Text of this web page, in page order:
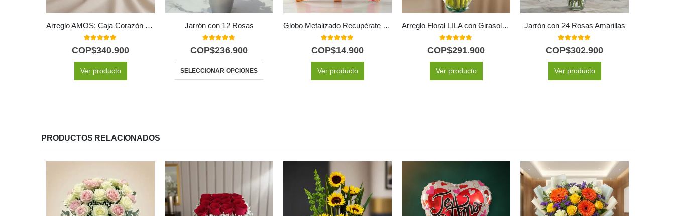
Arreglo AMOS: Caja Corazón de Rosas con Frutas y Ferrero 💝
5.00
COP$340.900
Ver producto
Jarrón con 12 Rosas
5.00
COP$236.900
SELECCIONAR OPCIONES
Globo Metalizado Recupérate Pronto
5.00out of 5
COP$14.900
Ver producto
Arreglo Floral LILA con Girasoles: Un Regalo Radiante de Amor y Gratitud 🌻
5.00
COP$291.900
Ver producto
Jarrón con 24 Rosas Amarillas
5.00
COP$302.900
Ver producto
PRODUCTOS RELACIONADOS